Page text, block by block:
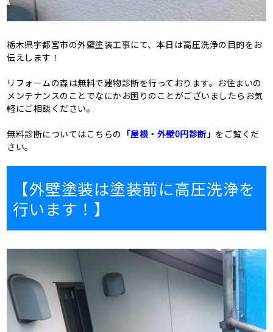
栃木県宇都宮市の外壁塗装工事にて、本日は高圧洗浄の目的をお
伝えします！
リフォームの森は無料で建物診断を行っております。お住まいの
メンテナンスのことでなにかお困りのことがございましたらお気
軽にご相談ください。
無料診断についてはこちらの 「屋根・外壁0円診断」 をご覧くだ
さい。
【外壁塗装は塗装前に高圧洗浄を
行います！】